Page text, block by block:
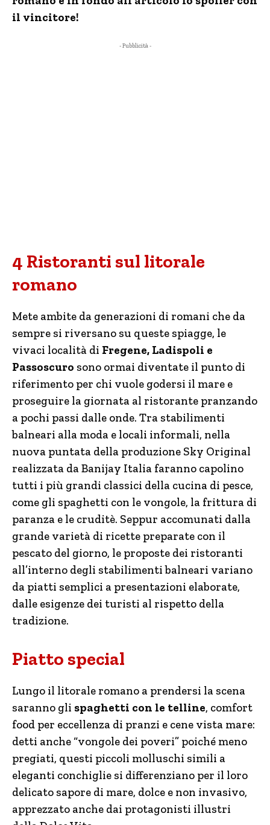
il vincitore!
- Pubblicità -
4 Ristoranti sul litorale
romano
Mete ambite da generazioni di romani che da
sempre si riversano su queste spiagge, le
vivaci località di Fregene, Ladispoli e
Passoscuro sono ormai diventate il punto di
riferimento per chi vuole godersi il mare e
proseguire la giornata al ristorante pranzando
a pochi passi dalle onde. Tra stabilimenti
balneari alla moda e locali informali, nella
nuova puntata della produzione Sky Original
realizzata da Banijay Italia faranno capolino
tutti i più grandi classici della cucina di pesce,
come gli spaghetti con le vongole, la frittura di
paranza e le cruditè. Seppur accomunati dalla
grande varietà di ricette preparate con il
pescato del giorno, le proposte dei ristoranti
all’interno degli stabilimenti balneari variano
da piatti semplici a presentazioni elaborate,
dalle esigenze dei turisti al rispetto della
tradizione.
Piatto special
Lungo il litorale romano a prendersi la scena
saranno gli spaghetti con le telline, comfort
food per eccellenza di pranzi e cene vista mare:
detti anche “vongole dei poveri” poiché meno
pregiati, questi piccoli molluschi simili a
eleganti conchiglie si differenziano per il loro
delicato sapore di mare, dolce e non invasivo,
apprezzato anche dai protagonisti illustri